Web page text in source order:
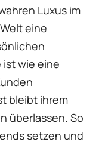
Luxus im
eine
ist wie eine
bleibt ihrem
überlassen. So
setzen und